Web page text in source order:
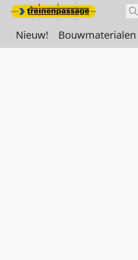
Nieuw! Bouwmaterialen